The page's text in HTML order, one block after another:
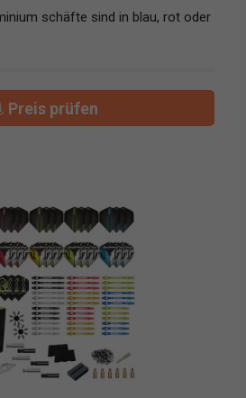
schäfte sind in blau, rot oder
Preis prüfen